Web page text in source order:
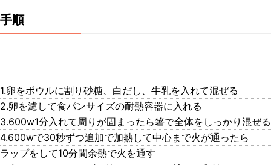
手順
1.卵をボウルに割り砂糖、白だし、牛乳を入れて混ぜる
2.卵を濾して食パンサイズの耐熱容器に入れる
3.600w1分入れて周りが固まったら箸で全体をしっかり混ぜる
4.600wで30秒ずつ追加で加熱して中心まで火が通ったら
ラップをして10分間余熱で火を通す